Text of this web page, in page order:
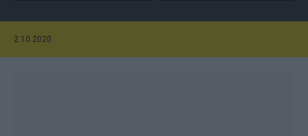
2.10.2020